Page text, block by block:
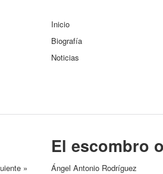
Inicio
Biografía
Noticias
El escombro
» Ángel Antonio Rodríguez